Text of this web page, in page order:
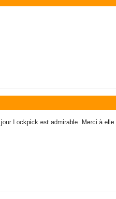
Lockpick est admirable. Merci à elle.